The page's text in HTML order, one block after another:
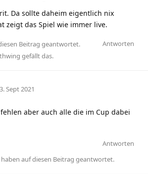
Da sollte daheim eigentlich nix
zeigt das Spiel wie immer live.
Antworten
Beitrag geantwortet.
gefällt das.
Sept 2021
aber auch alle die im Cup dabei
Antworten
haben auf diesen Beitrag geantwortet.